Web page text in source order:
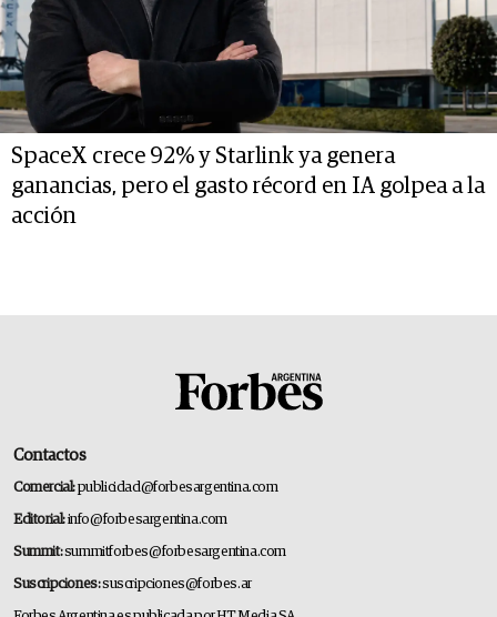
SpaceX crece 92% y Starlink ya genera
ganancias, pero el gasto récord en IA golpea a la
acción
Contactos
Comercial:publicidad@forbesargentina.com
Editorial:info@forbesargentina.com
Summit:summitforbes@forbesargentina.com
Suscripciones:suscripciones@forbes.ar